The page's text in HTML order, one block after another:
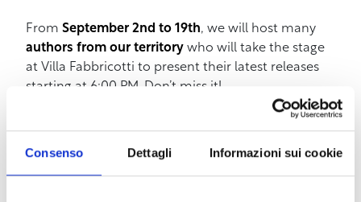
Consenso Dettagli Informazioni sui cookie
From September 2nd to 19th, we will host many
authors from our territory who will take the stage
at Villa Fabbricotti to present their latest releases
starting at 6:00 PM. Don’t miss it!
Below is the day-by-day program of authors and